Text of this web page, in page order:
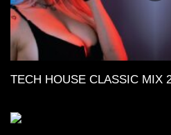
TECH HOUSE CLASSIC MIX